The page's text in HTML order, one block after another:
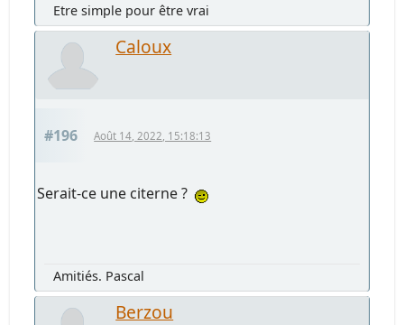
Etre simple pour être vrai
Caloux
#196 Août 14, 2022, 15:18:13
Serait-ce une citerne ?
Amitiés. Pascal
Berzou